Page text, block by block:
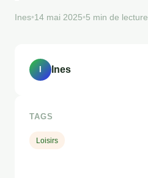
Ines•14 mai 2025•5 min de lecture
I Ines
TAGS
Loisirs